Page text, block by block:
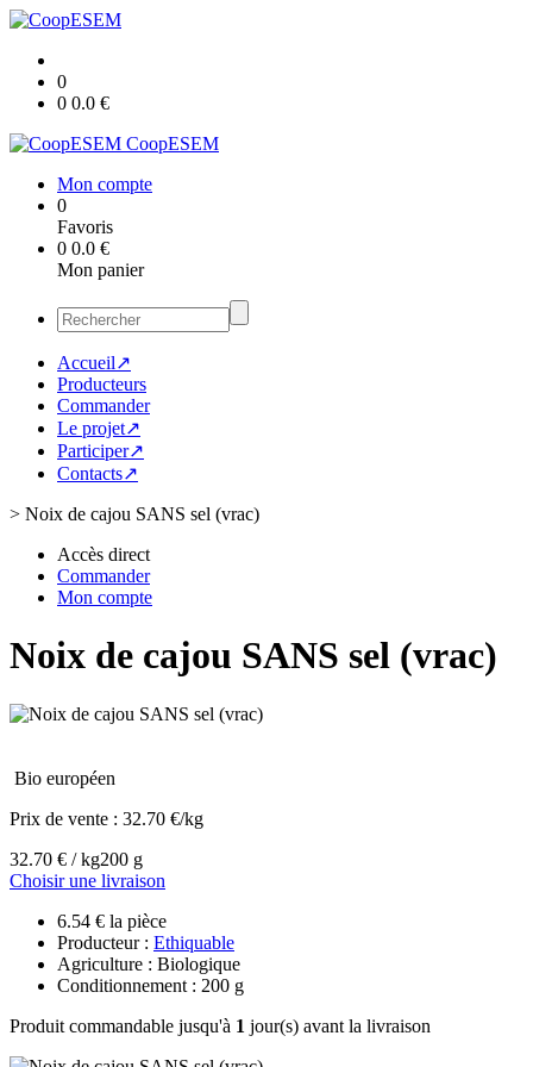
0
0 0.0 €
CoopESEM
Mon compte
0
Favoris
0 0.0 €
Mon panier
Accueil↗
Producteurs
Commander
Le projet↗
Participer↗
Contacts↗
> Noix de cajou SANS sel (vrac)
Accès direct
Commander
Mon compte
Noix de cajou SANS sel (vrac)
Bio européen
Prix de vente : 32.70 €/kg
32.70 € / kg200 g
Choisir une livraison
6.54 € la pièce
Producteur : Ethiquable
Agriculture : Biologique
Conditionnement : 200 g
Produit commandable jusqu'à 1 jour(s) avant la livraison